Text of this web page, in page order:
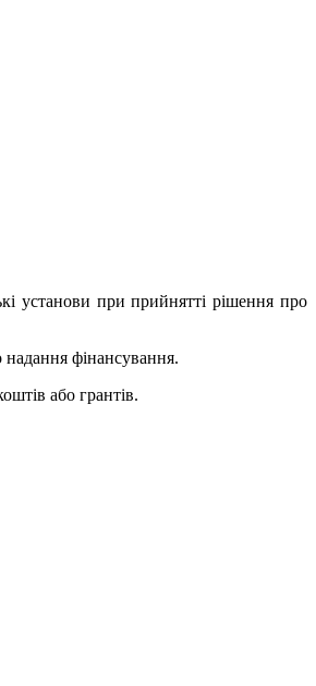
установи при прийнятті рішення про
надання фінансування.
або грантів.